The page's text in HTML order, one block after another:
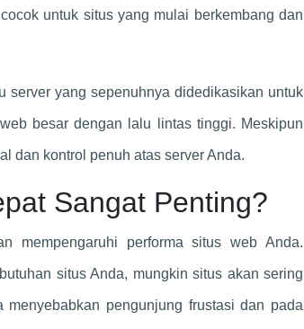
untuk situs yang mulai berkembang dan
yang sepenuhnya didedikasikan untuk
besar dengan lalu lintas tinggi. Meskipun
dan kontrol penuh atas server Anda.
Sangat Penting?
mempengaruhi performa situs web Anda.
situs Anda, mungkin situs akan sering
pengunjung frustasi dan pada